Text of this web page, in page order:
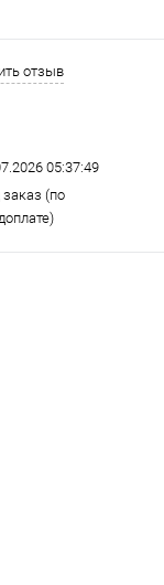
отзыв
05:37:49
(по